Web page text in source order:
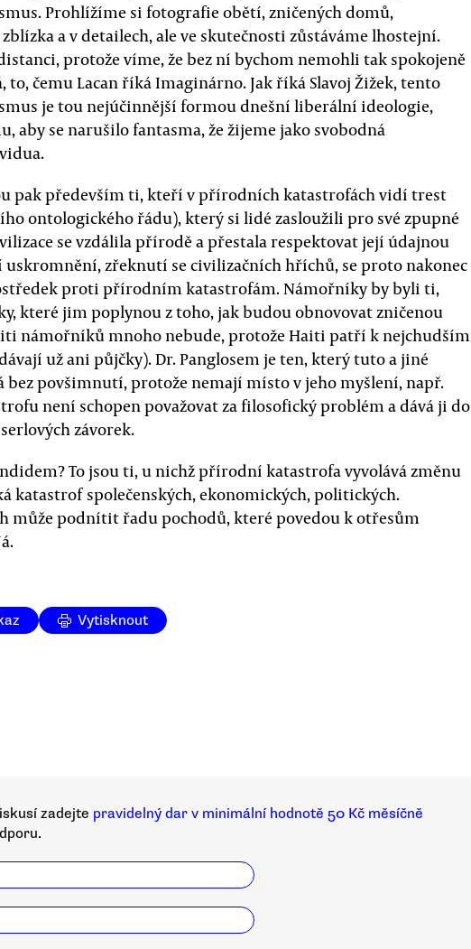
Prohlížíme si fotografie obětí, zničených domů,
a v detailech, ale ve skutečnosti zůstáváme lhostejní.
protože víme, že bez ní bychom nemohli tak spokojeně
to, čemu Lacan říká Imaginárno. Jak říká Slavoj Žižek, tento
je tou nejúčinnější formou dnešní liberální ideologie,
aby se narušilo fantasma, že žijeme jako svobodná
pak především ti, kteří v přírodních katastrofách vidí trest
ontologického řádu), který si lidé zasloužili pro své zpupné
se vzdálila přírodě a přestala respektovat její údajnou
zřeknutí se civilizačních hříchů, se proto nakonec
proti přírodním katastrofám. Námořníky by byli ti,
které jim poplynou z toho, jak budou obnovovat zničenou
námořníků mnoho nebude, protože Haiti patří k nejchudším
už ani půjčky). Dr. Panglosem je ten, který tuto a jiné
bez povšimnutí, protože nemají místo v jeho myšlení, např.
není schopen považovat za filosofický problém a dává ji do
závorek.
To jsou ti, u nichž přírodní katastrofa vyvolává změnu
katastrof společenských, ekonomických, politických.
může podnítit řadu pochodů, které povedou k otřesům
Vytisknout
zadejte pravidelný dar v minimální hodnotě 50 Kč měsíčně